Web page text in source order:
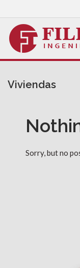
Viviendas
Sorry, but no